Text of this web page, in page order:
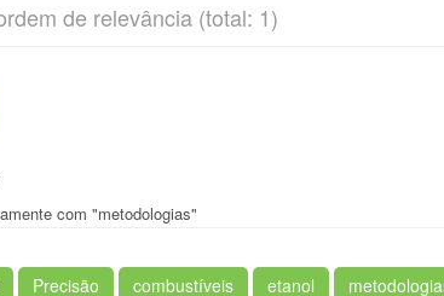
de relevância (total: 1)
com "metodologias"
Precisão combustíveis etanol